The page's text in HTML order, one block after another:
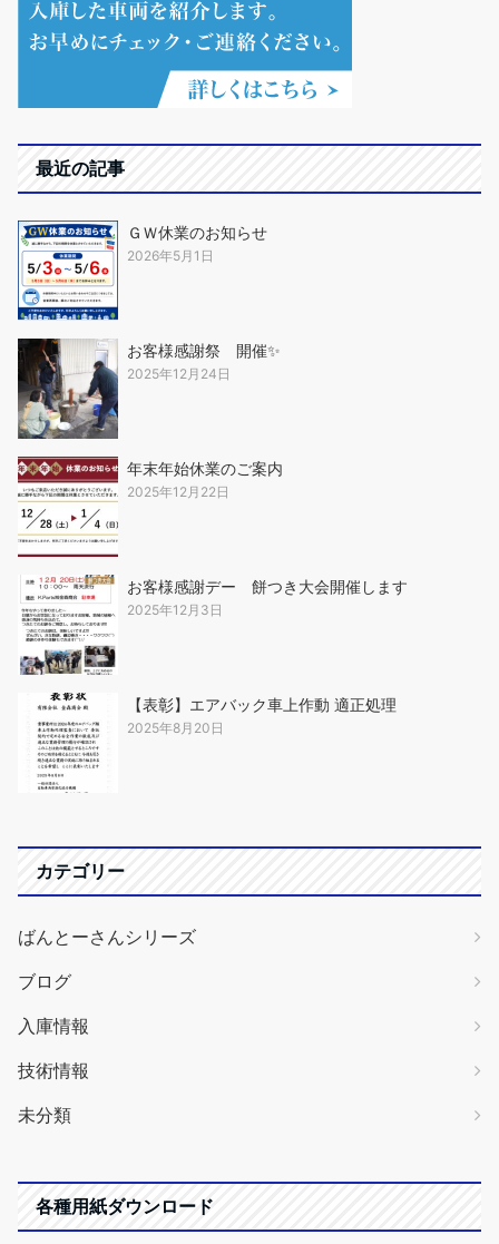
最近の記事
ＧＷ休業のお知らせ
2026年5月1日
お客様感謝祭 開催✨
2025年12月24日
年末年始休業のご案内
2025年12月22日
お客様感謝デー 餅つき大会開催します
2025年12月3日
【表彰】エアバック車上作動 適正処理
2025年8月20日
カテゴリー
ばんとーさんシリーズ
ブログ
入庫情報
技術情報
未分類
各種用紙ダウンロード